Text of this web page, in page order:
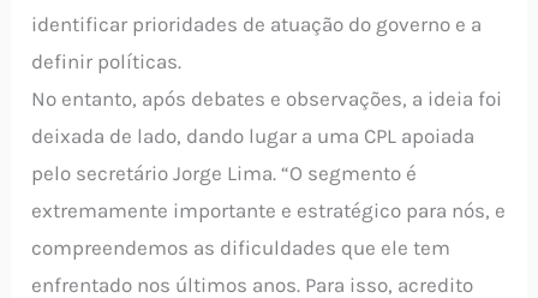
identificar prioridades de atuação do governo e a
definir políticas.
No entanto, após debates e observações, a ideia foi
deixada de lado, dando lugar a uma CPL apoiada
pelo secretário Jorge Lima. “O segmento é
extremamente importante e estratégico para nós, e
compreendemos as dificuldades que ele tem
enfrentado nos últimos anos. Para isso, acredito